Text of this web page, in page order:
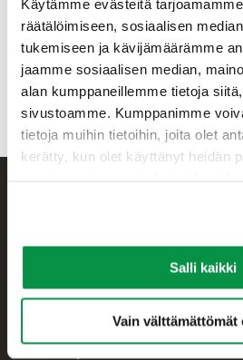
Käytämme evästeitä
räätälöimiseen, sosiaalisen
tukemiseen ja kävijämäärämme
jaamme sosiaalisen median,
alan kumppaneillemme tietoja
sivustoamme. Kumppanimme
tietoja muihin tietoihin, joita olet
kerätty, kun olet käyttänyt heidän
Salli kaikki
Vain välttämättömät
Lähetä vapaamuotoinen
osoitteeseen recruiting@reka.fi
Lisätietoja tehtävästä antaa 25.5.
12-16 tehdaspäällikkö Tommi